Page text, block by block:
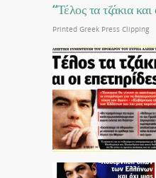
“Τέλος τα τζάκια και
Printed Greek Press Clipping